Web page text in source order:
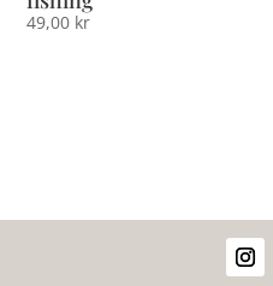
49,00 kr